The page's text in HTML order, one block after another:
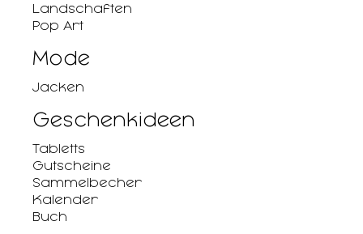
Landschaften
Pop Art
Mode
Jacken
Geschenkideen
Tabletts
Gutscheine
Sammelbecher
Kalender
Buch